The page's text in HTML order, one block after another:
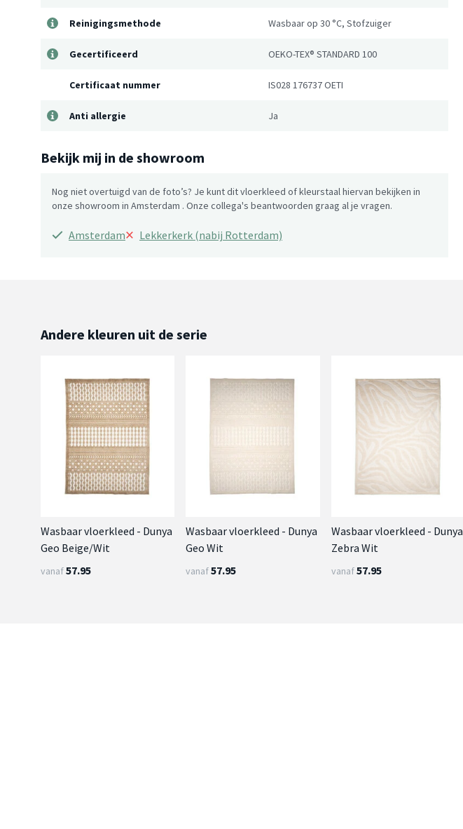
Reinigingsmethode Wasbaar op 30 °C, Stofzuiger
Gecertificeerd OEKO-TEX® STANDARD 100
Certificaat nummer IS028 176737 OETI
Anti allergie Ja
Bekijk mij in de showroom
Nog niet overtuigd van de foto’s? Je kunt dit vloerkleed of kleurstaal hiervan bekijken in
onze showroom in Amsterdam . Onze collega's beantwoorden graag al je vragen.
Amsterdam× Lekkerkerk (nabij Rotterdam)
Andere kleuren uit de serie
Wasbaar vloerkleed - Dunya
Geo Beige/Wit
vanaf57.95
Wasbaar vloerkleed - Dunya
Geo Wit
vanaf57.95
Wasbaar vloerkleed - Dunya
Zebra Wit
vanaf57.95